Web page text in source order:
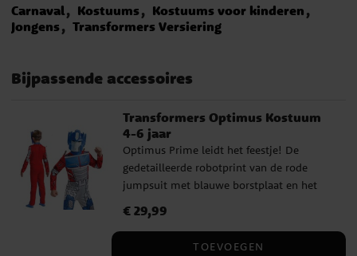
Carnaval Kostuums
Kostuums voor kinderen
Jongens
Transformers Versiering
Bijpassende accessoires
Transformers Optimus Kostuum
4-6 jaar
Optimus Prime leidt het feestje! De
gedetailleerde robotprint van de rode
jumpsuit met blauwe borstplaat en het
no time tot de aanvoerder van de
Prijs: € 29,99
€ 29,99
TOEVOEGEN